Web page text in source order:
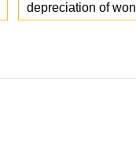
depreciation of won